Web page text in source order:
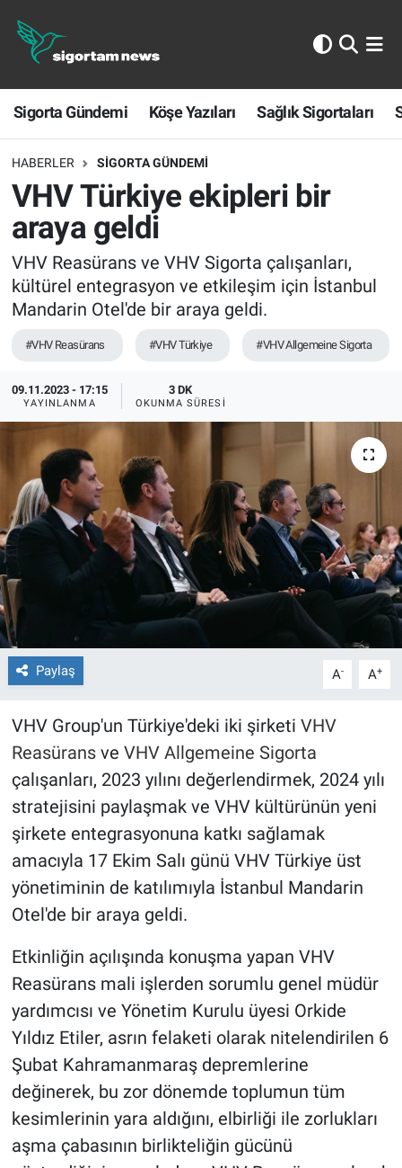
Sigorta Gündemi Köşe Yazıları Sağlık Sigortaları
HABERLER SIGORTA GÜNDEMI
VHV Türkiye ekipleri bir
araya geldi
VHV Reasürans ve VHV Sigorta çalışanları,
kültürel entegrasyon ve etkileşim için İstanbul
Mandarin Otel'de bir araya geldi.
#VHV Reasürans #VHV Türkiye #VHV Allgemeine Sigorta
09.11.2023 - 17:15
YAYINLANMA
3 DK
OKUNMA SÜRESI
Paylaş A- A+
VHV Group'un Türkiye'deki iki şirketi VHV
Reasüransve VHV Allgemeine Sigorta
çalışanları, 2023 yılını değerlendirmek, 2024 yılı
stratejisini paylaşmak ve VHV kültürünün yeni
şirkete entegrasyonuna katkı sağlamak
amacıyla 17 Ekim Salı günü VHV Türkiye üst
yönetiminin de katılımıyla İstanbul Mandarin
Otel'de bir araya geldi.
Etkinliğin açılışında konuşma yapan VHV
Reasürans mali işlerden sorumlu genel müdür
yardımcısı ve Yönetim Kurulu üyesi Orkide
Yıldız Etiler, asrın felaketi olarak nitelendirilen 6
Şubat Kahramanmaraş depremlerine
değinerek, bu zor dönemde toplumun tüm
kesimlerinin yara aldığını, elbirliği ile zorlukları
aşma çabasının birlikteliğin gücünü
Sigorta Gündemi
Köşe Yazıları
Sağlık Sigortaları
Sporun Sigortası
Ekonomi